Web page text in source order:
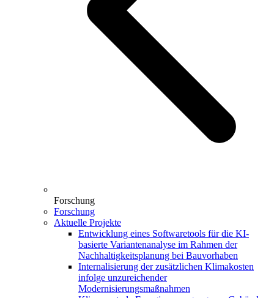
Forschung
Forschung
Aktuelle Projekte
Entwicklung eines Softwaretools für die KI-
basierte Variantenanalyse im Rahmen der
Nachhaltigkeitsplanung bei Bauvorhaben
Internalisierung der zusätzlichen Klimakosten
infolge unzureichender
Modernisierungsmaßnahmen